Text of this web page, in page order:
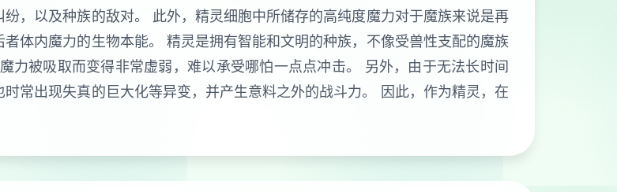
，以及种族的敌对。 此外，精灵细胞中所储存的高纯度魔力对于魔族来说是再
体内魔力的生物本能。 精灵是拥有智能和文明的种族，不像受兽性支配的魔族
力被吸取而变得非常虚弱，难以承受哪怕一点点冲击。 另外，由于无法长时间
常出现失真的巨大化等异变，并产生意料之外的战斗力。 因此，作为精灵，在